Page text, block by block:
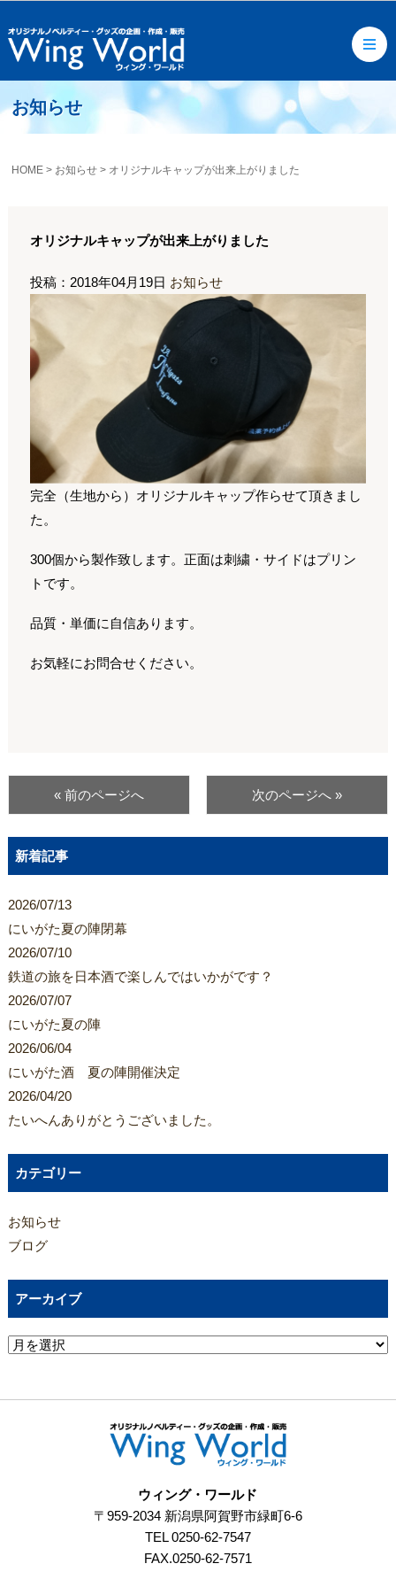
お知らせ
HOME > お知らせ > オリジナルキャップが出来上がりました
オリジナルキャップが出来上がりました
投稿：2018年04月19日 お知らせ
完全（生地から）オリジナルキャップ作らせて頂きまし
た。
300個から製作致します。正面は刺繍・サイドはプリン
トです。
品質・単価に自信あります。
お気軽にお問合せください。
« 前のページへ 次のページへ »
新着記事
2026/07/13
にいがた夏の陣閉幕
2026/07/10
鉄道の旅を日本酒で楽しんではいかがです？
2026/07/07
にいがた夏の陣
2026/06/04
にいがた酒 夏の陣開催決定
2026/04/20
たいへんありがとうございました。
カテゴリー
お知らせ
ブログ
アーカイブ
ウィング・ワールド
〒959-2034 新潟県阿賀野市緑町6-6
TEL 0250-62-7547
FAX.0250-62-7571